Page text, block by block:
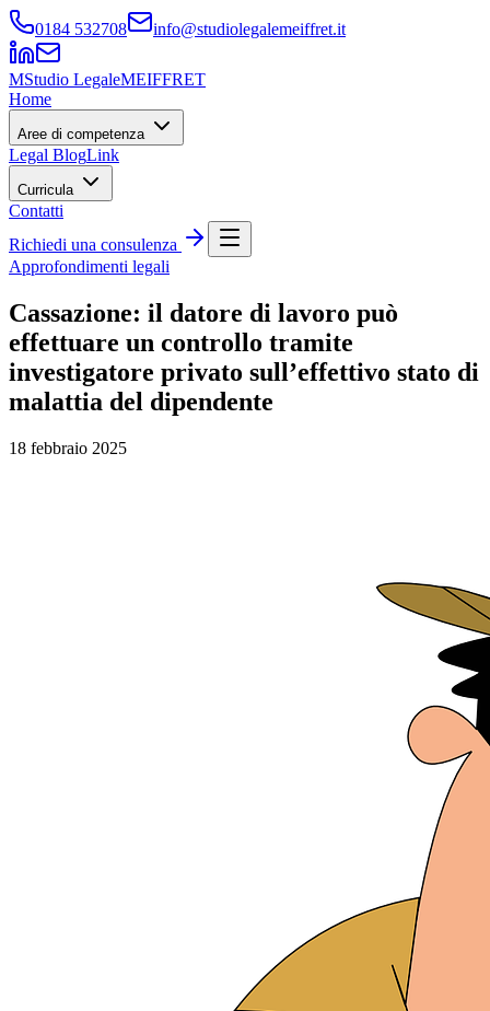
0184 532708 info@studiolegalemeiffret.it
MStudio LegaleMEIFFRET
Home
Aree di competenza
Legal BlogLink
Curricula
Contatti
Richiedi una consulenza
Approfondimenti legali
Cassazione: il datore di lavoro può
effettuare un controllo tramite
investigatore privato sull’effettivo stato di
malattia del dipendente
18 febbraio 2025